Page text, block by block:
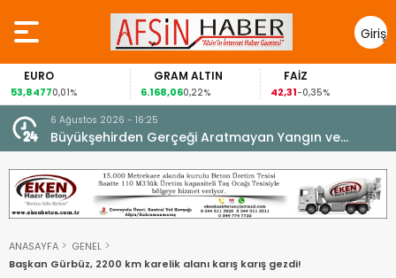
Giriş
Yap
GRAM ALTIN
6.168,060,22%
FAİZ
42,31-0,35%
GÜMÜŞ GRAM
88,601,07%
6 Ağustos 2026 - 16:25
Büyükşehirden Gerçeği Aratmayan Yangın ve
Kurtarma Tatbikatı.
ANASAYFA
GENEL
Başkan Gürbüz, 2200 km karelik alanı karış karış gezdi!